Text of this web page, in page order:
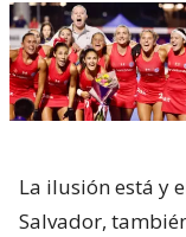
La ilusión está y
Salvador,